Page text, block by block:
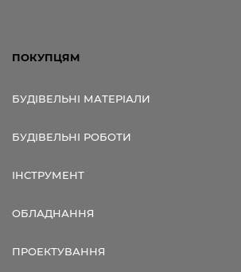
ПОКУПЦЯМ
БУДІВЕЛЬНІ МАТЕРІАЛИ
БУДІВЕЛЬНІ РОБОТИ
ІНСТРУМЕНТ
ОБЛАДНАННЯ
ПРОЕКТУВАННЯ